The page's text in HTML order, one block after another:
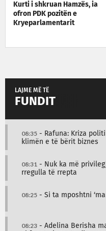
Kurti i shkruan Hamzës, ia
ofron PDK pozitën e
Kryeparlamentarit
LAJME MË TË
FUNDIT
08:35 - Rafuna: Kriza
klimën e të bërit biznes
08:31 - Nuk ka më
rregulla të rrepta
08:25 - Si ta mposhtni
08:23 - Adelina Berisha